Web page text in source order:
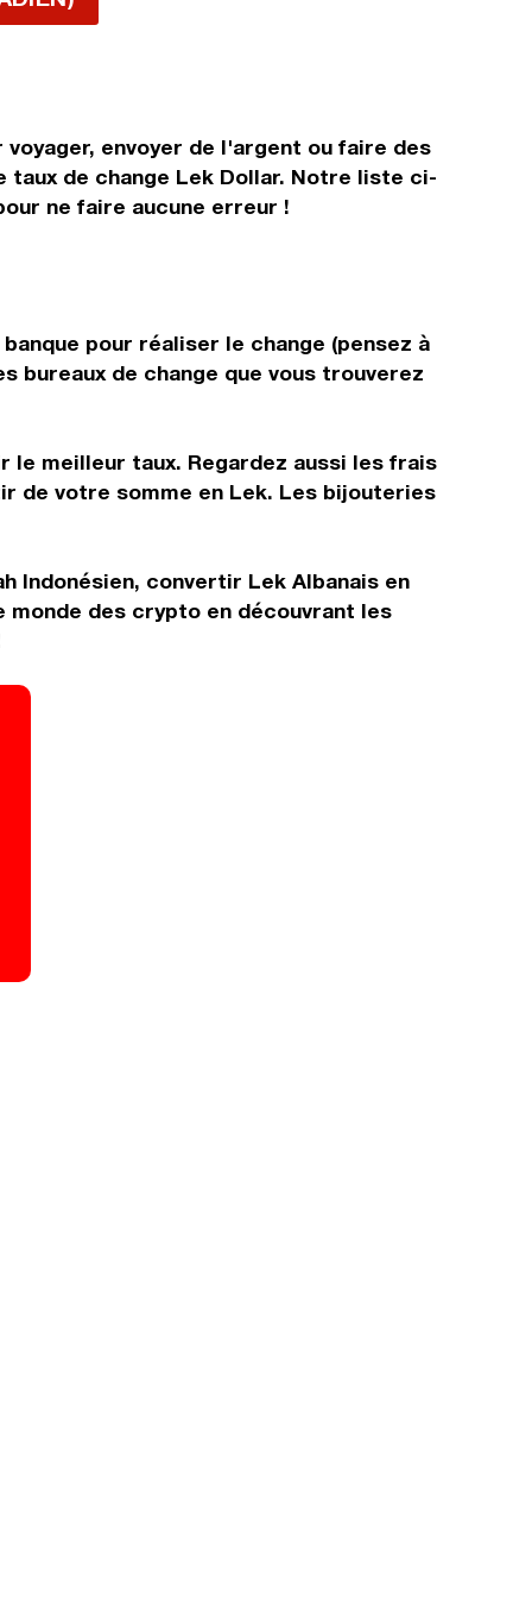
envoyer de l'argent ou faire des
de change Lek Dollar. Notre liste ci-
ne faire aucune erreur !
pour réaliser le change (pensez à
bureaux de change que vous trouverez
le meilleur taux. Regardez aussi les frais
de votre somme en Lek. Les bijouteries
Indonésien, convertir Lek Albanais en
monde des crypto en découvrant les